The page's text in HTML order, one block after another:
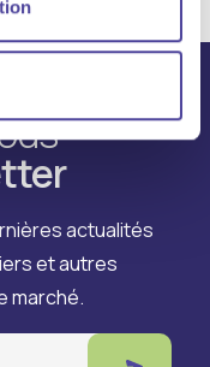
actualités
et autres
marché.